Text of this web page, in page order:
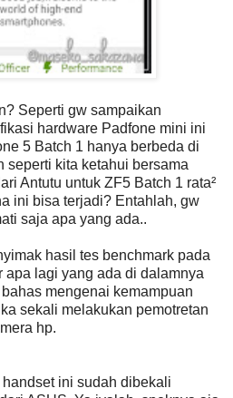
Seperti gw sampaikan
hardware Padfone mini ini
5 Batch 1 hanya berbeda di
seperti kita ketahui bersama
Antutu untuk ZF5 Batch 1 rata²
ini bisa terjadi? Entahlah, gw
saja apa yang ada..
hasil tes benchmark pada
apa lagi yang ada di dalamnya
mengenai kemampuan
sekali melakukan pemotretan
hp.
ini sudah dibekali